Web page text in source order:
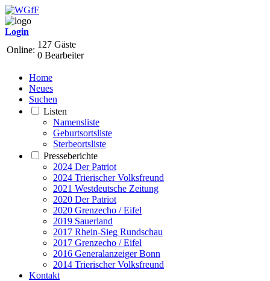
Login
Online:
127 Gäste
0 Bearbeiter
Home
Neues
Suchen
Listen
Namensliste
Geburtsortsliste
Sterbeortsliste
Presseberichte
2024 Der Patriot
2024 Trierischer Volksfreund
2021 Westdeutsche Zeitung
2020 Der Patriot
2020 Grenzecho / Eifel
2019 Sauerland
2017 Rhein-Sieg Rundschau
2017 Grenzecho / Eifel
2016 Generalanzeiger Bonn
2014 Trierischer Volksfreund
Kontakt